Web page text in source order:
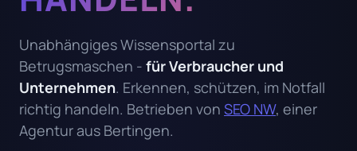
Unabhängiges Wissensportal zu
Betrugsmaschen - für Verbraucher und
Unternehmen. Erkennen, schützen, im Notfall
richtig handeln. Betrieben von SEO NW, einer
Agentur aus Bertingen.